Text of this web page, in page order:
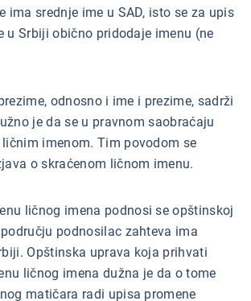
ima srednje ime u SAD, isto se za upis
u Srbiji obično pridodaje imenu (ne
odnosno i ime i prezime, sadrži
je da se u pravnom saobraćaju
imenom. Tim povodom se
o skraćenom ličnom imenu.
ličnog imena podnosi se opštinskoj
podnosilac zahteva ima
Opštinska uprava koja prihvati
ličnog imena dužna je da o tome
matičara radi upisa promene